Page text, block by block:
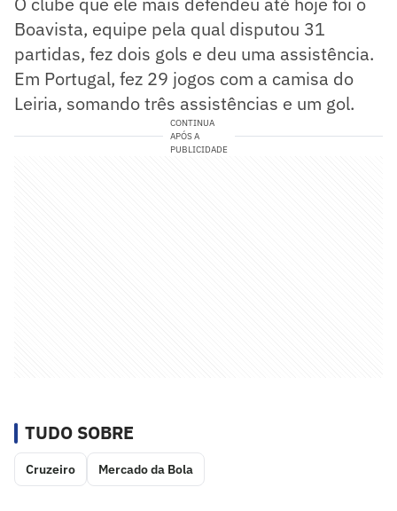
Boavista, equipe pela qual disputou 31
partidas, fez dois gols e deu uma assistência.
Em Portugal, fez 29 jogos com a camisa do
Leiria, somando três assistências e um gol.
CONTINUA
APÓS A
PUBLICIDADE
TUDO SOBRE
Cruzeiro Mercado da Bola